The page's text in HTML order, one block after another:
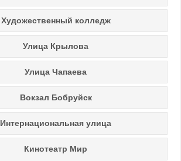
Художественный колледж
Улица Крылова
Улица Чапаева
Вокзал Бобруйск
Интернациональная улица
Кинотеатр Мир